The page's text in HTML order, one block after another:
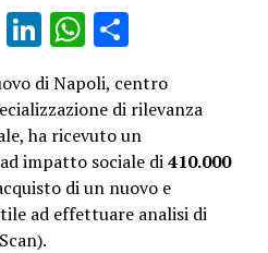
X LinkedIn
WhatsApp
Condividi
di Napoli, centro
di rilevanza
ha ricevuto un
impatto sociale di410.000
di un nuovo e
ad effettuare analisi di